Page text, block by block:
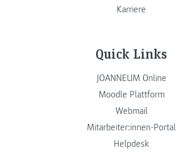
Karriere
Quick Links
JOANNEUM Online
Moodle Plattform
Webmail
Mitarbeiter:innen-Portal
Helpdesk